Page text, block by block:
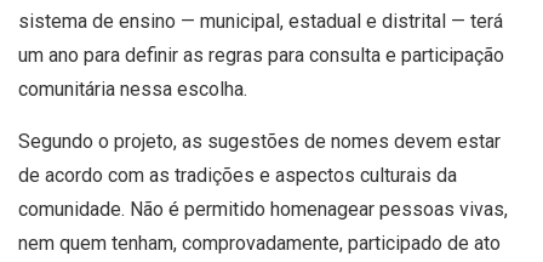
sistema de ensino — municipal, estadual e distrital — terá
um ano para definir as regras para consulta e participação
comunitária nessa escolha.
Segundo o projeto, as sugestões de nomes devem estar
de acordo com as tradições e aspectos culturais da
comunidade. Não é permitido homenagear pessoas vivas,
nem quem tenham, comprovadamente, participado de ato